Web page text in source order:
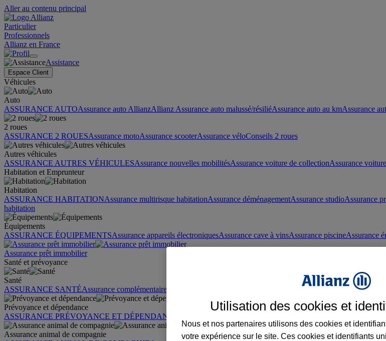
Aller au contenu principal
Particulier
Professionnels
Allianz en France
Assistance
Espace Client
Véhicules
Auto
ASSURANCE AUTOAssurance auto AllianzAllianz Assurance auto malussé/résiliéAssurance auto au kmAssurance
2 roues
ASSURANCE 2 ROUESAssurance motoAssurance scooterAssurance véloConseils 2 roues
Autres véhicules
ASSURANCE AUTRES VÉHICULESAssurance nouvelles mobilitésAssurance voiture de collectionAssurance
Habitation et Emprunteur
Habitation
ASSURANCE HABITATIONAssurance multirisque habitationAssurance déménagementAssurance studioAssurance
habitation
Équipements
ASSURANCE ÉQUIPEMENTSAssurance appareils électroniquesAssurance cave à vinsAssurance piscineAssurance
Assurance prêt immobilier
Santé et prévoyance
Santé
ASSURANCE SANTÉAssurance complémentaire santé Conseils santé
Prévoyance et dépendance
ASSURANCE PRÉVOYANCE ET DÉPENDANCE
Assurance animal de compagnie
Utilisation des cookies et
Nous et nos partenaires utilisons des cookies et
votre expérience sur le site. Ces cookies et identifiants